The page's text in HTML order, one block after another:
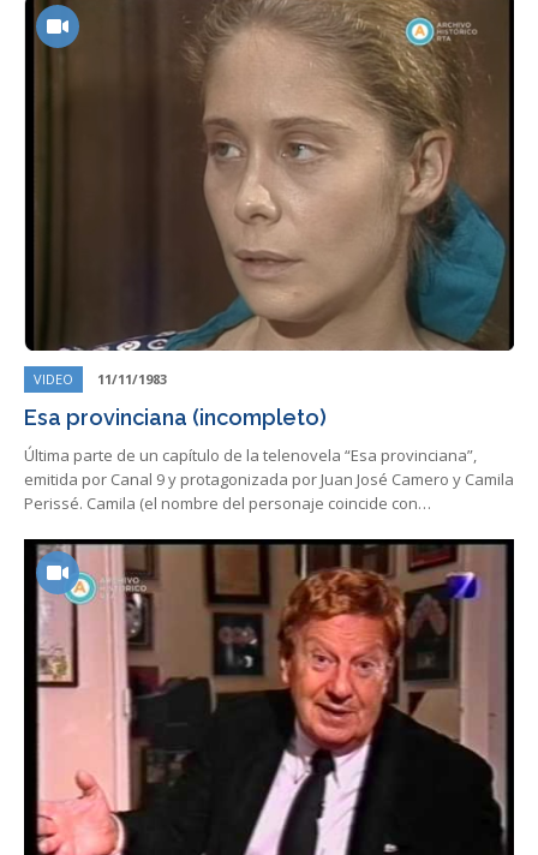
VIDEO 11/11/1983
Esa provinciana (incompleto)
Última parte de un capítulo de la telenovela “Esa provinciana”,
emitida por Canal 9 y protagonizada por Juan José Camero y Camila
Perissé. Camila (el nombre del personaje coincide con…